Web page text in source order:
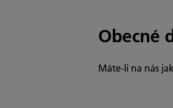
Obecné
Máte-li na nás